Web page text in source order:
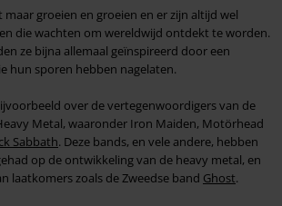
groeien en groeien en er zijn altijd wel
die wachten om wereldwijd ontdekt te worden.
ze bijna allemaal geïnspireerd door een
hun sporen hebben nagelaten.
over de vertegenwoordigers van de
Metal, waaronder Iron Maiden, Motörhead
Sabbath. Deze bands, en vele andere, hebben
op de ontwikkeling van de heavy metal, en
laatkomers zoals de Zweedse band Ghost.